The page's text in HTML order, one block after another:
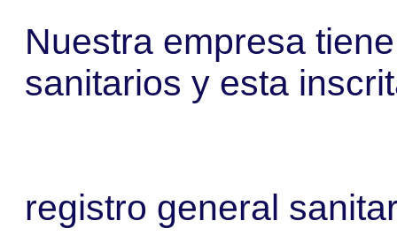
Nuestra empresa
sanitarios y esta
registro general